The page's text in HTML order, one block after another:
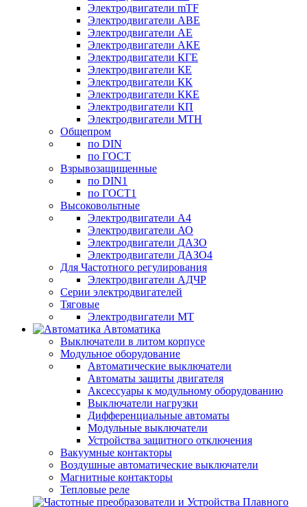
Электродвигатели mTF
Электродвигатели АВЕ
Электродвигатели АЕ
Электродвигатели АКЕ
Электродвигатели КГЕ
Электродвигатели КЕ
Электродвигатели КК
Электродвигатели ККЕ
Электродвигатели КП
Электродвигатели МТН
Общепром
по DIN
по ГОСТ
Взрывозащищенные
по DIN1
по ГОСТ1
Высоковольтные
Электродвигатели А4
Электродвигатели АО
Электродвигатели ДАЗО
Электродвигатели ДАЗО4
Для Частотного регулирования
Электродвигатели АДЧР
Серии электродвигателей
Тяговые
Электродвигатели МТ
Автоматика
Выключатели в литом корпусе
Модульное оборудование
Автоматические выключатели
Автоматы защиты двигателя
Аксессуары к модульному оборудованию
Выключатели нагрузки
Дифференциальные автоматы
Модульные выключатели
Устройства защитного отключения
Вакуумные контакторы
Воздушные автоматические выключатели
Магнитные контакторы
Тепловые реле